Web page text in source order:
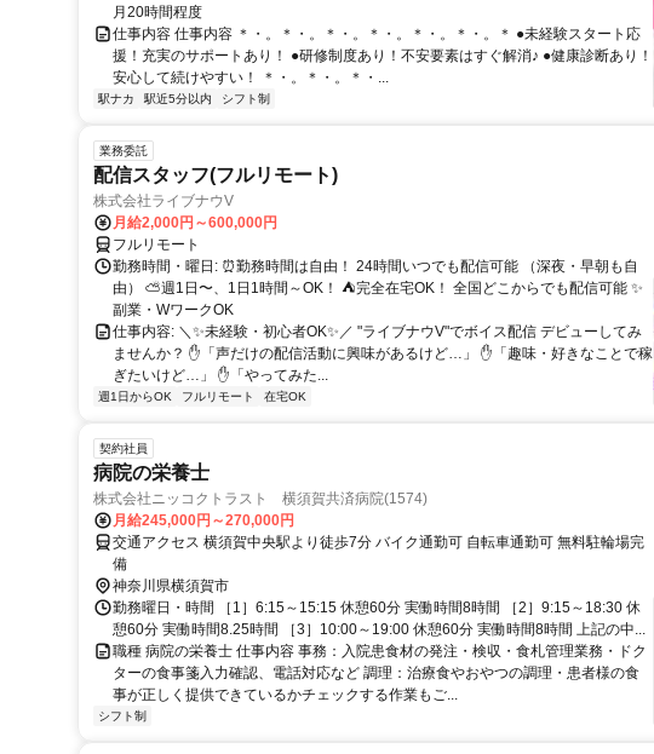
月20時間程度
仕事内容 仕事内容 ＊・。＊・。＊・。＊・。＊・。＊・。＊ ●未経験スタート応
援！充実のサポートあり！ ●研修制度あり！不安要素はすぐ解消♪ ●健康診断あり！
安心して続けやすい！ ＊・。＊・。＊・...
駅ナカ 駅近5分以内 シフト制
業務委託
配信スタッフ(フルリモート)
株式会社ライブナウV
月給2,000円～600,000円
フルリモート
勤務時間・曜日: ⏰勤務時間は自由！ 24時間いつでも配信可能 （深夜・早朝も自
由） ⛅週1日〜、1日1時間～OK！ ⛺完全在宅OK！ 全国どこからでも配信可能 ✨
副業・WワークOK
仕事内容: ＼✨未経験・初心者OK✨／ "ライブナウV"でボイス配信 デビューしてみ
ませんか？ ✋「声だけの配信活動に興味があるけど…」 ✋「趣味・好きなことで稼
ぎたいけど…」 ✋「やってみた...
週1日からOK フルリモート 在宅OK
契約社員
病院の栄養士
株式会社ニッコクトラスト 横須賀共済病院(1574)
月給245,000円～270,000円
交通アクセス 横須賀中央駅より徒歩7分 バイク通勤可 自転車通勤可 無料駐輪場完
備
神奈川県横須賀市
勤務曜日・時間 ［1］6:15～15:15 休憩60分 実働時間8時間 ［2］9:15～18:30 休
憩60分 実働時間8.25時間 ［3］10:00～19:00 休憩60分 実働時間8時間 上記の中...
職種 病院の栄養士 仕事内容 事務：入院患食材の発注・検収・食札管理業務・ドク
ターの食事箋入力確認、電話対応など 調理：治療食やおやつの調理・患者様の食
事が正しく提供できているかチェックする作業もご...
シフト制